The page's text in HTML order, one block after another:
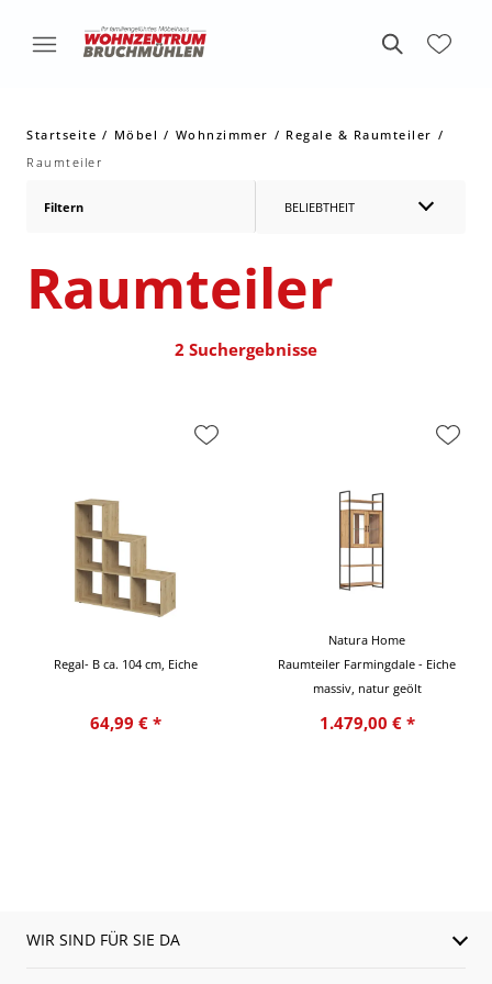
Startseite Möbel Wohnzimmer
Regale & Raumteiler
Raumteiler
Filtern BELIEBTHEIT
Raumteiler
2 Suchergebnisse
Regal- B ca. 104 cm, Eiche
64,99 € *
Natura Home
Raumteiler Farmingdale - Eiche
massiv, natur geölt
1.479,00 € *
WIR SIND FÜR SIE DA